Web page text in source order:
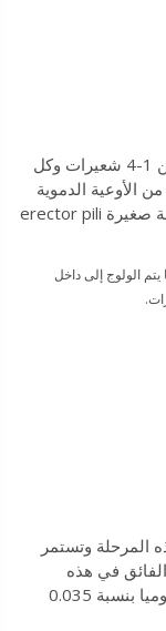
تنمو كل شعرة في بصيلة وعلى مجاميع تضم من 1-4 شعيرات وكل
الأوعية الدموية
والأعصاب وهو موجود في النسيج الليفي وعضلة صغيرة erector pili
الولوج إلى داخل
لهذه المرحلة وتستمر
الفائق في هذه
المرحلةوالشعر أيضا يتميز بلونه الشديد وينمو يوميا بنسبة 0.035